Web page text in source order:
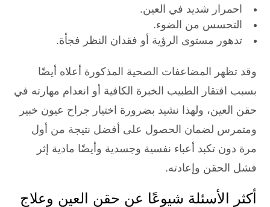
احمرار شديد في العين.
التحسس من الضوء.
تدهور مستوى الرؤية أو فقدان النظر فجأة.
وقد تظهر المضاعفات الصحية المذكورة أعلاه أيضًا
بسبب افتقار الطبيب الخبرة الكافية أو انعدام مهارته في
حقن العين، ولهذا نشيد بضرورة اختيار جراح عيون خبير
ومتمرس لضمان الحصول على أفضل نتيجة من أول
مرة دون تكبد أعباء نفسية وجسدية وأيضًا مادية إثر
فشل الحقن وإعادته.
أكثر الأسئلة شيوعًا عن حقن العين وعلاج